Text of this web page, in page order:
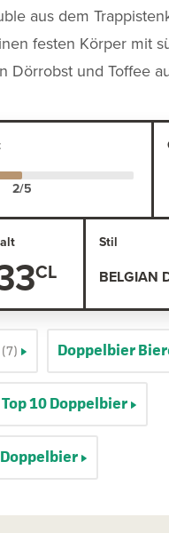
aus dem
festen Körper mit
Dörrobst und Toffee
Stil
BELGIAN
(7) Doppelbier
Top 10 Doppelbier